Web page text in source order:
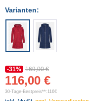
Varianten:
-31% 169,00 €
116,00 €
30-Tage-Bestpreis**:116€